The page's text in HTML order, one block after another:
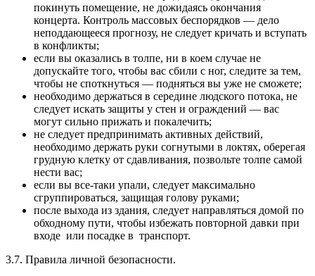
покинуть помещение, не дожидаясь окончания
концерта. Контроль массовых беспорядков — дело
неподдающееся прогнозу, не следует кричать и вступать
в конфликты;
если вы оказались в толпе, ни в коем случае не
допускайте того, чтобы вас сбили с ног, следите за тем,
чтобы не споткнуться — подняться вы уже не сможете;
необходимо держаться в середине людского потока, не
следует искать защиты у стен и ограждений — вас
могут сильно прижать и покалечить;
не следует предпринимать активных действий,
необходимо держать руки согнутыми в локтях, оберегая
грудную клетку от сдавливания, позвольте толпе самой
нести вас;
если вы все-таки упали, следует максимально
сгруппироваться, защищая голову руками;
после выхода из здания, следует направляться домой по
обходному пути, чтобы избежать повторной давки при
входе или посадке в транспорт.
3.7. Правила личной безопасности.